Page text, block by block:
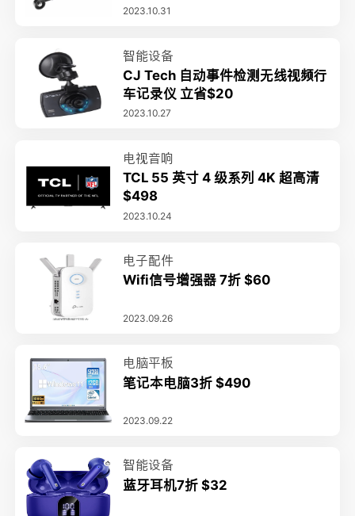
2023.10.31
智能设备
CJ Tech 自动事件检测无线视频行
车记录仪 立省$20
2023.10.27
电视音响
TCL 55 英寸 4 级系列 4K 超高清
$498
2023.10.24
电子配件
Wifi信号增强器 7折 $60
2023.09.26
电脑平板
笔记本电脑3折 $490
2023.09.22
智能设备
蓝牙耳机7折 $32